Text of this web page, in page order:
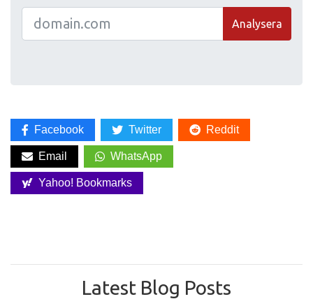
Analysera
Facebook Twitter Reddit
Email WhatsApp
Yahoo! Bookmarks
Latest Blog Posts